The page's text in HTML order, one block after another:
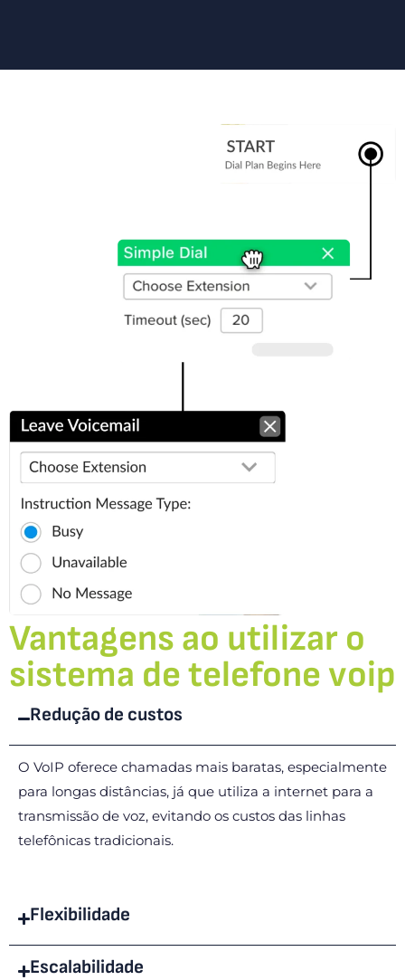
Vantagens ao utilizar o
sistema de telefone voip
Redução de custos
O VoIP oferece chamadas mais baratas, especialmente
para longas distâncias, já que utiliza a internet para a
transmissão de voz, evitando os custos das linhas
telefônicas tradicionais.
Flexibilidade
Escalabilidade